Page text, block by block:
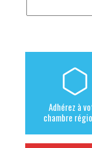
Adhérez à
chambre